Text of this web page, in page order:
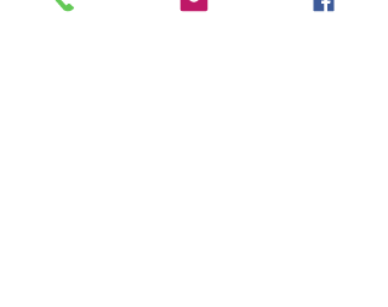
tanto os fãs que viveram a